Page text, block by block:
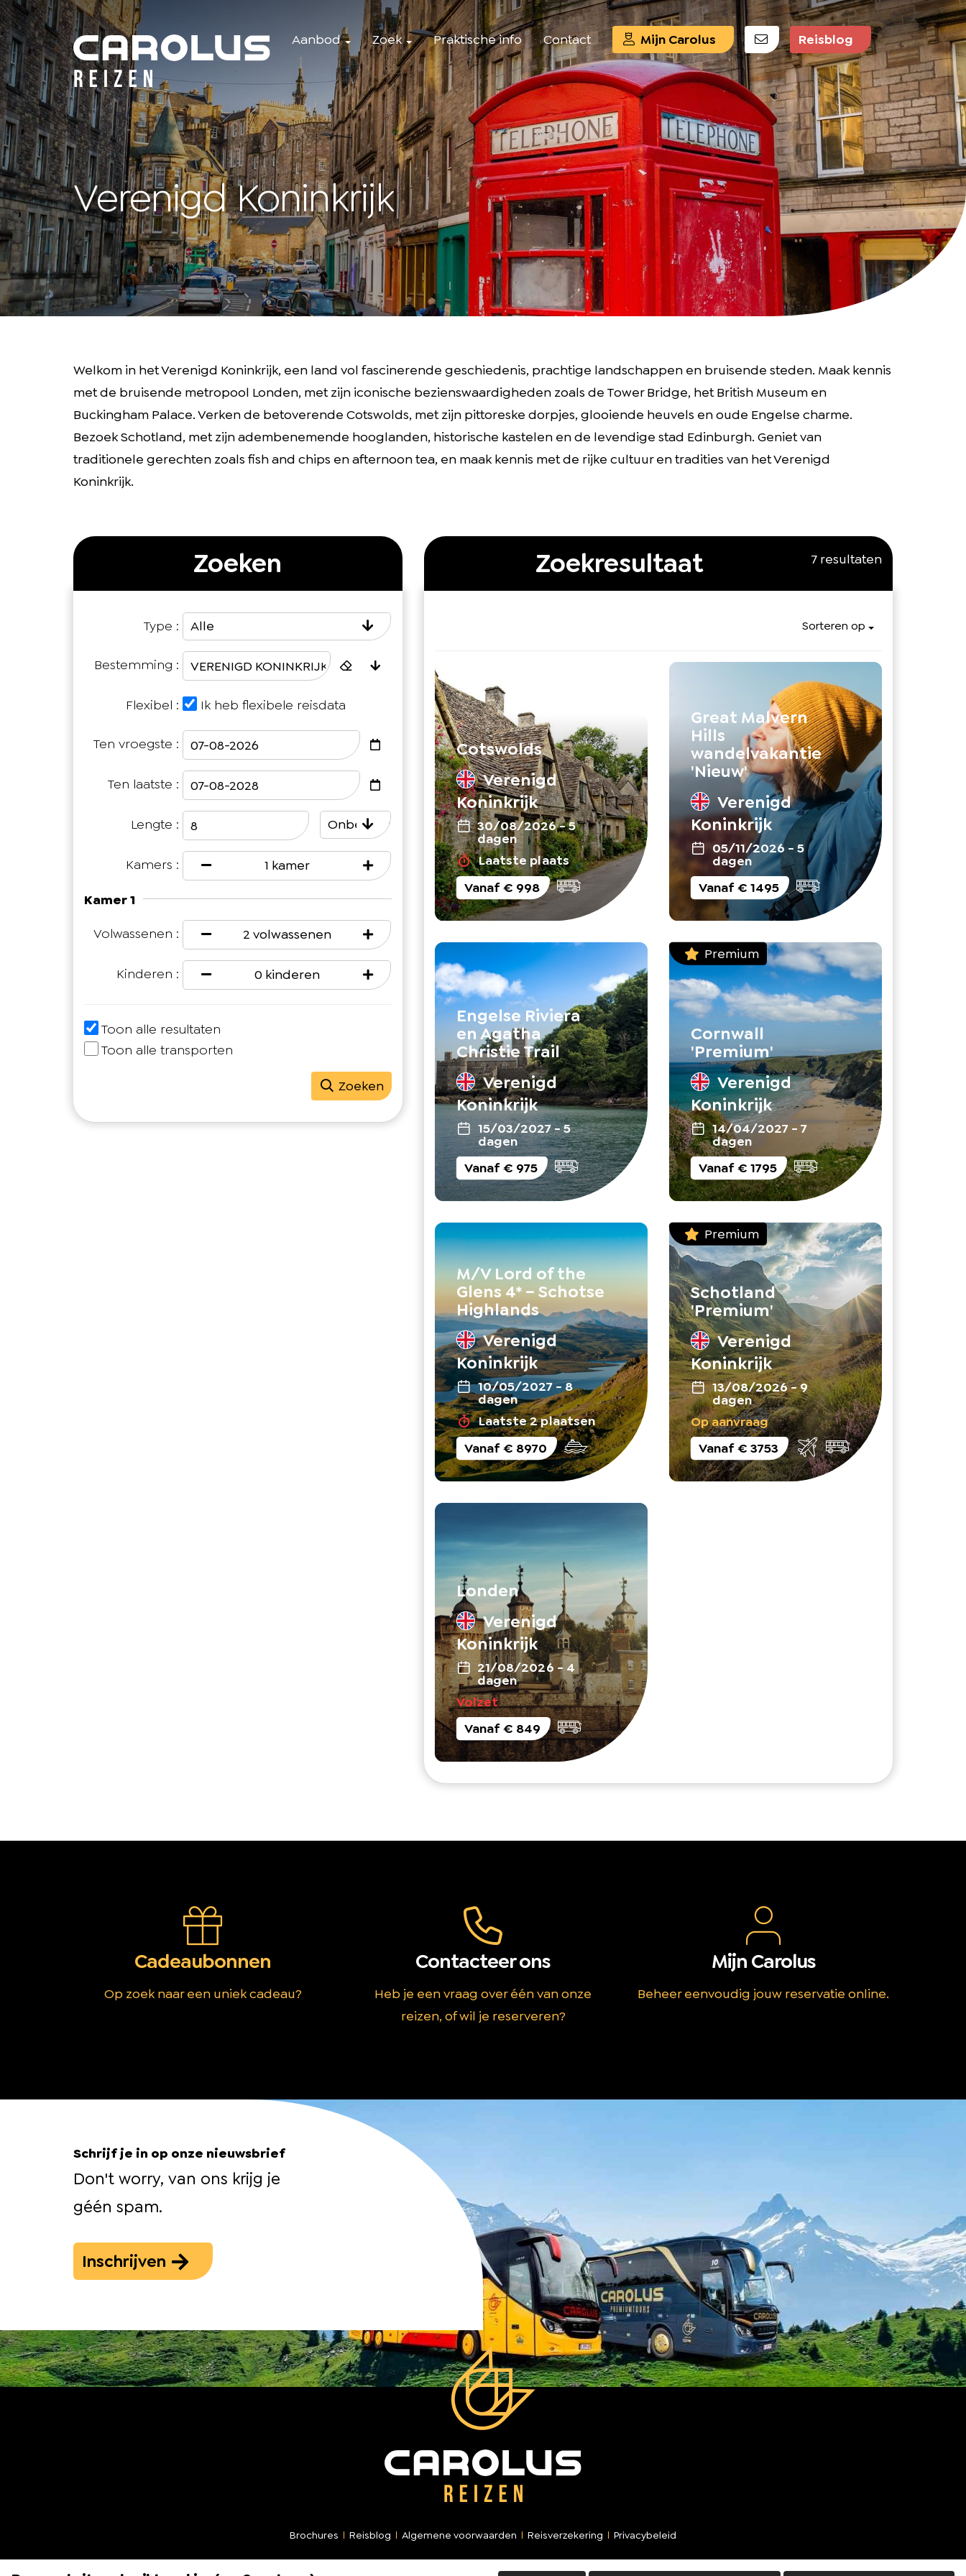
Home Aanbod Zoek Praktische info Contact Mijn Carolus E-mail ons
Reisblog
Verenigd Koninkrijk
Welkom in het Verenigd Koninkrijk, een land vol fascinerende geschiedenis, prachtige landschappen en bruisende steden. Maak kennis
met de bruisende metropool Londen, met zijn iconische bezienswaardigheden zoals de Tower Bridge, het British Museum en
Buckingham Palace. Verken de betoverende Cotswolds, met zijn pittoreske dorpjes, glooiende heuvels en oude Engelse charme.
Bezoek Schotland, met zijn adembenemende hooglanden, historische kastelen en de levendige stad Edinburgh. Geniet van
traditionele gerechten zoals fish and chips en afternoon tea, en maak kennis met de rijke cultuur en tradities van het Verenigd
Koninkrijk.
7 resultaten
Zoekresultaat
Sorteren op
Cotswolds
Verenigd
Koninkrijk
30/08/2026-5
dagen
Laatste plaats
Vanaf€ 998
Great Malvern
Hills
wandelvakantie
'Nieuw'
Verenigd
Koninkrijk
05/11/2026- 5
dagen
Vanaf€ 1495
Engelse Riviera
en Agatha
Christie Trail
Verenigd
Koninkrijk
15/03/2027-5
dagen
Vanaf€ 975
Premium
Cornwall
'Premium'
Verenigd
Koninkrijk
14/04/2027- 7
dagen
Vanaf€ 1795
M/V Lord of the
Glens 4* – Schotse
Highlands
Verenigd
Koninkrijk
10/05/2027- 8
dagen
Laatste 2 plaatsen
Vanaf€ 8970
Premium
Schotland
'Premium'
Verenigd
Koninkrijk
13/08/2026-9
dagen
Op aanvraag
Vanaf€ 3753
Londen
Verenigd
Koninkrijk
21/08/2026 - 4
dagen
Volzet
Vanaf€ 849
Zoeken
Type : Alle
Bestemming :
Flexibel : Ik heb flexibele reisdata
Ten vroegste :
Ten laatste :
Lengte : Onbegrensd
Kamers :
1 kamer
Kamer 1
Volwassenen :
2 volwassenen
Kinderen : 0 kinderen
Toon alle resultaten
Toon alle transporten
Zoeken
Cadeaubonnen
Op zoek naar een uniek cadeau?
Contacteer ons
Heb je een vraag over één van onze
reizen, of wil je reserveren?
Mijn Carolus
Beheer eenvoudig jouw reservatie online.
Schrijf je in op onze nieuwsbrief
Don't worry, van ons krijg je
géén spam.
Inschrijven
Brochures Reisblog Algemene voorwaarden Reisverzekering Privacybeleid